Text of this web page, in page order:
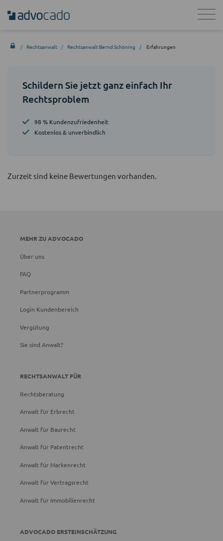
Rechtsanwalt Rechtsanwalt Bernd Schöning Erfahrungen
Schildern Sie jetzt ganz einfach Ihr
Rechtsproblem
98 % Kundenzufriedenheit
Kostenlos & unverbindlich
Zurzeit sind keine Bewertungen vorhanden.
MEHR ZU ADVOCADO
Über uns
FAQ
Partnerprogramm
Login Kundenbereich
Vergütung
Sie sind Anwalt?
RECHTSANWALT FÜR
Rechtsberatung
Anwalt für Erbrecht
Anwalt für Baurecht
Anwalt für Patentrecht
Anwalt für Markenrecht
Anwalt für Vertragsrecht
Anwalt für Immobilienrecht
ADVOCADO ERSTEINSCHÄTZUNG